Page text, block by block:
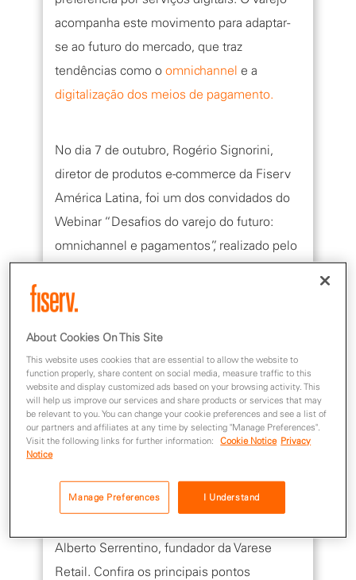
acompanha este movimento para adaptar-
se ao futuro do mercado, que traz
tendências como o omnichannel e a
digitalização dos meios de pagamento.
No dia 7 de outubro, Rogério Signorini,
diretor de produtos e-commerce da Fiserv
América Latina, foi um dos convidados do
Webinar “Desafios do varejo do futuro:
omnichannel e pagamentos”, realizado pelo
jornal Valor Econômico, e falou um pouco
sobre o novo perfil do consumidor, os
caminhos do varejo para seguir inovando
nas transações e formas de pagamentos,
além de revelar o que a Fiserv está fazendo
para se manter à frente neste segmento tão
competitivo.
O evento foi mediado pela jornalista Aline
Alberto Serrentino, fundador da Varese
Retail. Confira os principais pontos
About Cookies On This Site
This website uses cookies that are essential to allow the website to
function properly, share content on social media, measure traffic to this
website and display customized ads based on your browsing activity. This
will help us improve our services and share products or services that may
be relevant to you. You can change your cookie preferences and see a list of
our partners and affiliates at any time by selecting "Manage Preferences".
Visit the following links for further information:
Cookie Notice Privacy
Notice
Manage Preferences I Understand